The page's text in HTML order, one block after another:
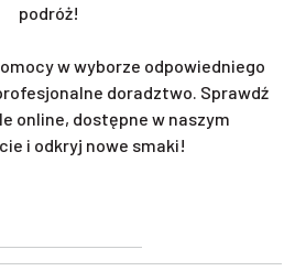
podróż!
w wyborze odpowiedniego
doradztwo. Sprawdź
online, dostępne w naszym
i odkryj nowe smaki!